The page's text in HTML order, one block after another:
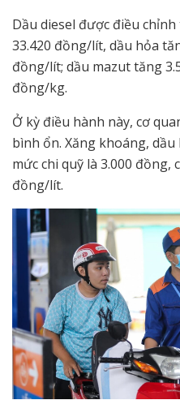
Dầu diesel được điều
33.420 đồng/lít, dầu hỏa
đồng/lít; dầu mazut tăng
đồng/kg.
Ở kỳ điều hành này, cơ
bình ổn. Xăng khoáng,
mức chi quỹ là 3.000 đồng,
đồng/lít.